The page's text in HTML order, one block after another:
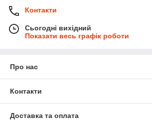
Контакти
Сьогодні вихідний
Показати весь графік роботи
Про нас
Контакти
Доставка та оплата